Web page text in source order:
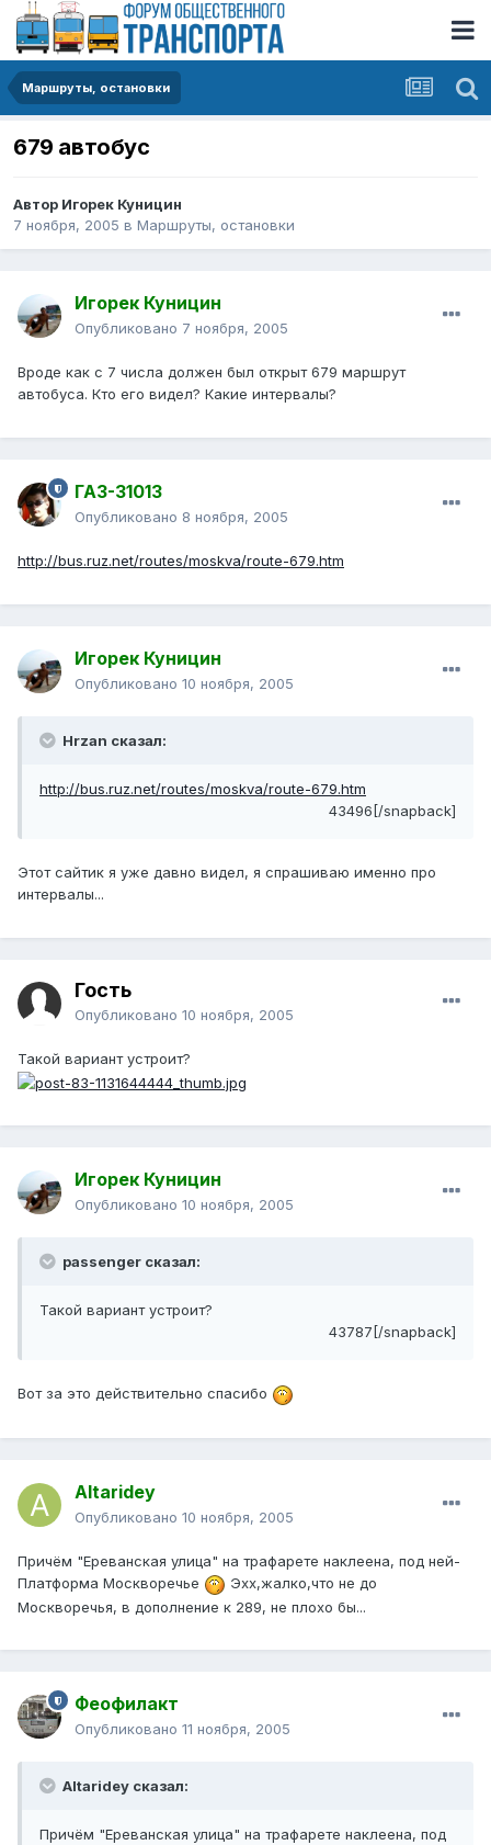
Маршруты, остановки
679 автобус
Автор Игорек Куницин
7 ноября, 2005 в Маршруты, остановки
Игорек Куницин
Опубликовано 7 ноября, 2005
Вроде как с 7 числа должен был открыт 679 маршрут
автобуса. Кто его видел? Какие интервалы?
ГАЗ-31013
Опубликовано 8 ноября, 2005
http://bus.ruz.net/routes/moskva/route-679.htm
Игорек Куницин
Опубликовано 10 ноября, 2005
Hrzan сказал:
http://bus.ruz.net/routes/moskva/route-679.htm
43496[/snapback]
Этот сайтик я уже давно видел, я спрашиваю именно про
интервалы...
Гость
Опубликовано 10 ноября, 2005
Такой вариант устроит?
Игорек Куницин
Опубликовано 10 ноября, 2005
passenger сказал:
Такой вариант устроит?
43787[/snapback]
Вот за это действительно спасибо
Altaridey
Опубликовано 10 ноября, 2005
Причём "Ереванская улица" на трафарете наклеена, под ней-
Платформа Москворечье
Эхх,жалко,что не до
Москворечья, в дополнение к 289, не плохо бы...
Феофилакт
Опубликовано 11 ноября, 2005
Altaridey сказал:
Причём "Ереванская улица" на трафарете наклеена, под